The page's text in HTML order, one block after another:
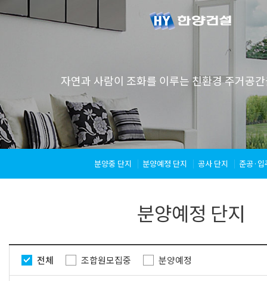
자연과 사람이 조화를 이루는 친환경 주거공
분양중 단지 분양예정 단지 공사 단지 준공·입
분양예정 단지
전체 조합원모집중 분양예정